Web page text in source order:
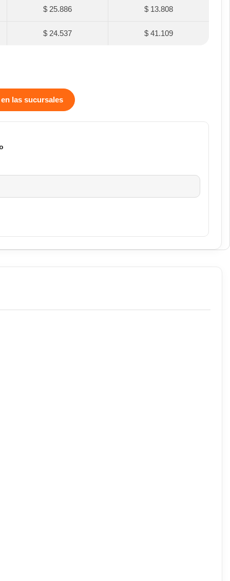
$ 25.886 $ 13.808
$ 24.537 $ 41.109
las sucursales